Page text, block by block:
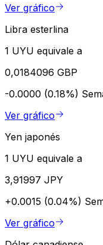
Ver gráfico
Libra esterlina
1 UYU equivale a
0,0184096 GBP
-0.0000 (0.18%)
Ver gráfico
Yen japonés
1 UYU equivale a
3,91997 JPY
+0.0015 (0.04%)
Ver gráfico